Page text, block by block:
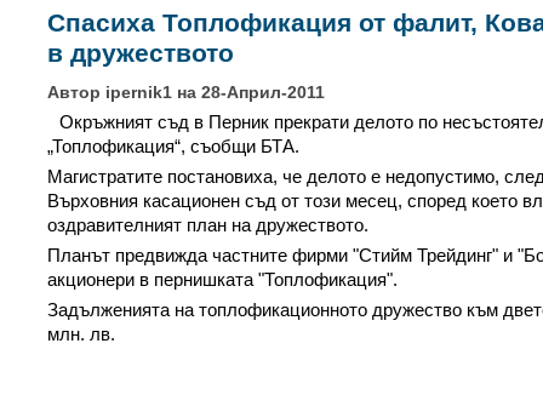
Спасиха Топлофикация от фалит,
в дружеството
Автор ipernik1 на 28-Април-2011
Окръжният съд в Перник прекрати делото по
„Топлофикация“, съобщи БТА.
Магистратите постановиха, че делото е недопустимо,
Върховния касационен съд от този месец, според което
оздравителният план на дружеството.
Планът предвижда частните фирми "Стийм Трейдинг" и
акционери в пернишката "Топлофикация".
Задълженията на топлофикационното дружество към
млн. лв.